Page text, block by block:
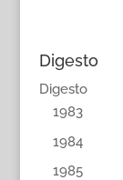
Digesto
Digesto
1983
1984
1985